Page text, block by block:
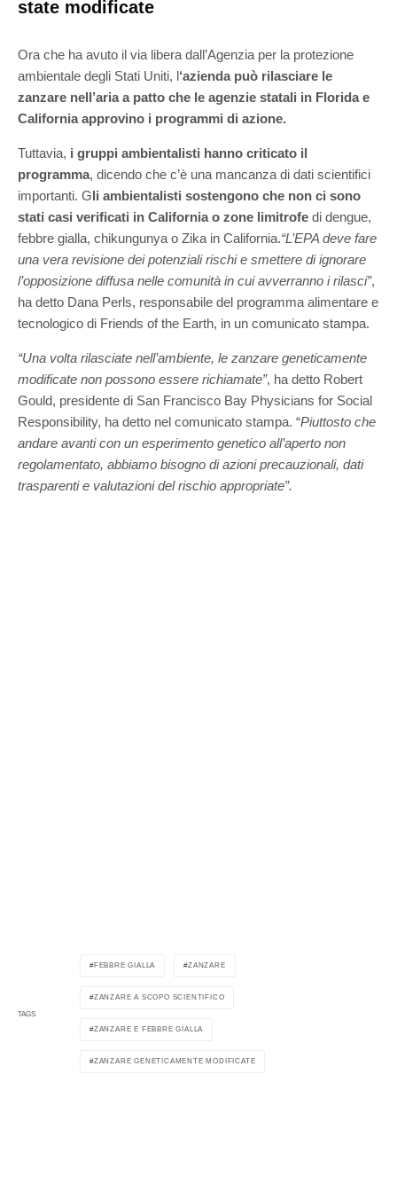
state modificate
Ora che ha avuto il via libera dall’Agenzia per la protezione
ambientale degli Stati Uniti, l‘azienda può rilasciare le
zanzare nell’aria a patto che le agenzie statali in Florida e
California approvino i programmi di azione.
Tuttavia, i gruppi ambientalisti hanno criticato il
programma, dicendo che c’è una mancanza di dati scientifici
importanti. Gli ambientalisti sostengono che non ci sono
stati casi verificati in California o zone limitrofe di dengue,
febbre gialla, chikungunya o Zika in California.“L’EPA deve fare
una vera revisione dei potenziali rischi e smettere di ignorare
l’opposizione diffusa nelle comunità in cui avverranno i rilasci”,
ha detto Dana Perls, responsabile del programma alimentare e
tecnologico di Friends of the Earth, in un comunicato stampa.
“Una volta rilasciate nell’ambiente, le zanzare geneticamente
modificate non possono essere richiamate”, ha detto Robert
Gould, presidente di San Francisco Bay Physicians for Social
Responsibility, ha detto nel comunicato stampa. “Piuttosto che
andare avanti con un esperimento genetico all’aperto non
regolamentato, abbiamo bisogno di azioni precauzionali, dati
trasparenti e valutazioni del rischio appropriate”.
TAGS
FEBBRE GIALLA ZANZARE
ZANZARE A SCOPO SCIENTIFICO
ZANZARE E FEBBRE GIALLA
ZANZARE GENETICAMENTE MODIFICATE